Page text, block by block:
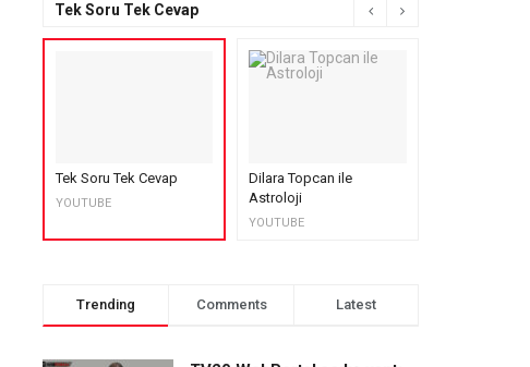
Tek Soru Tek Cevap
Tek Soru Tek Cevap
YOUTUBE
Dilara Topcan ile
Astroloji
YOUTUBE
Trending Comments Latest